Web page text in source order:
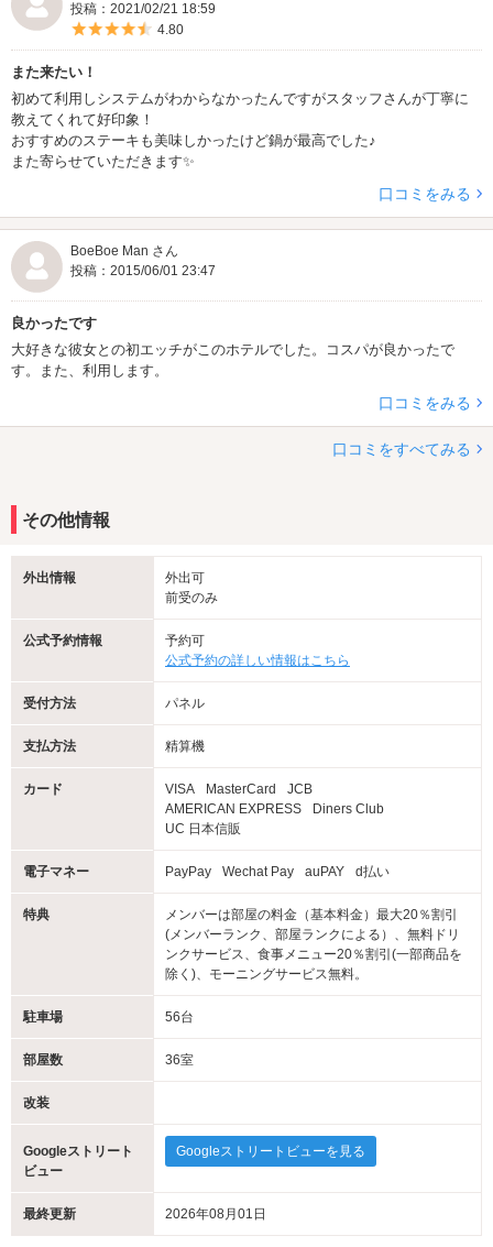
投稿：2021/02/21 18:59
5つ星のうち4.5
4.80
また来たい！
初めて利用しシステムがわからなかったんですがスタッフさんが丁寧に
教えてくれて好印象！
おすすめのステーキも美味しかったけど鍋が最高でした♪
また寄らせていただきます✨
口コミをみる
BoeBoe Man さん
投稿：2015/06/01 23:47
良かったです
大好きな彼女との初エッチがこのホテルでした。コスパが良かったで
す。また、利用します。
口コミをみる
口コミをすべてみる
その他情報
外出情報
外出可
前受のみ
公式予約情報
予約可
公式予約の詳しい情報はこちら
受付方法 パネル
支払方法 精算機
カード VISA MasterCard
JCB
AMERICAN EXPRESS
Diners Club
UC 日本信販
電子マネー PayPay Wechat Pay auPAY d払い
特典
メンバーは部屋の料金（基本料金）最大20％割引
(メンバーランク、部屋ランクによる）、無料ドリ
ンクサービス、食事メニュー20％割引(一部商品を
除く)、モーニングサービス無料。
駐車場 56台
部屋数 36室
改装
Googleストリート
ビュー
Googleストリートビューを見る
最終更新 2026年08月01日